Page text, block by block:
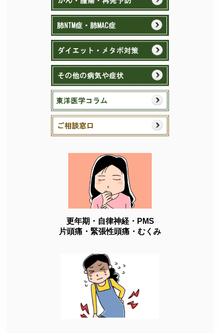
更年期・自律神経・PMS
片頭痛・緊張性頭痛・むくみ